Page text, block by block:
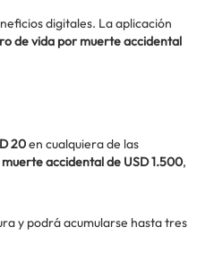
digitales. La aplicación
de vida por muerte accidental
20en cualquiera de las
accidental de USD 1.500,
y podrá acumularse hasta tres